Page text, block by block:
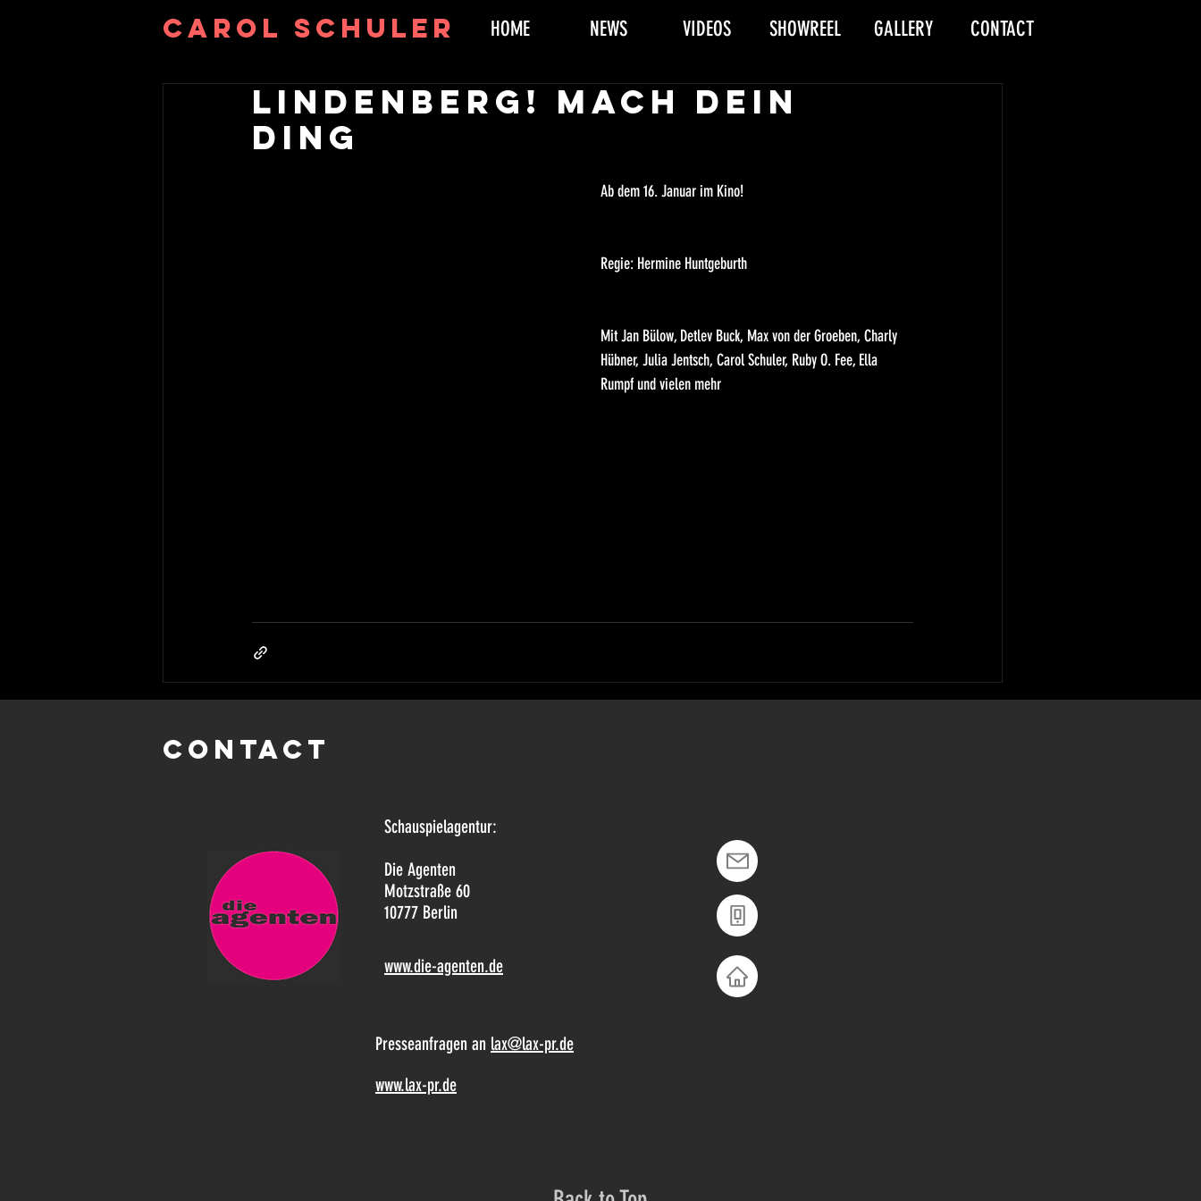
Carol Schuler HOME NEWS VIDEOS SHOWREEL GALLERY CONTACT
Lindenberg! Mach dein
Ding
Ab dem 16. Januar im Kino!
Regie: Hermine Huntgeburth
Mit Jan Bülow, Detlev Buck, Max von der Groeben, Charly
Hübner, Julia Jentsch, Carol Schuler, Ruby O. Fee, Ella
Rumpf und vielen mehr
CONTACT
Schauspielagentur:
Die Agenten
Motzstraße 60
10777 Berlin
www.die-agenten.de
Presseanfragen an lax@lax-pr.de
www.lax-pr.de